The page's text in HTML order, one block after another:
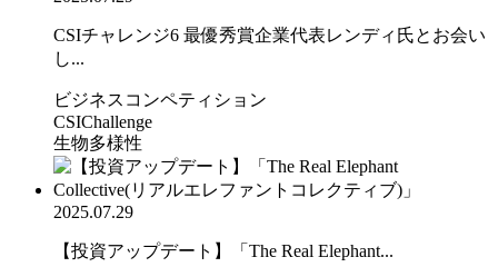
CSIチャレンジ6 最優秀賞企業代表レンディ氏とお会い
し...
ビジネスコンペティション
CSIChallenge
生物多様性
2025.07.29
【投資アップデート】「The Real Elephant...